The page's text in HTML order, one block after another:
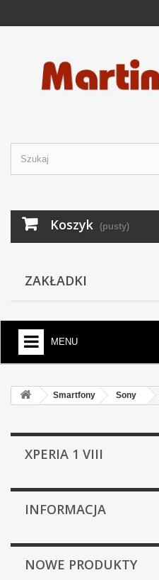
Koszyk (pusty)
ZAKŁADKI
MENU
Smartfony Sony
XPERIA 1 VIII
INFORMACJA
NOWE PRODUKTY